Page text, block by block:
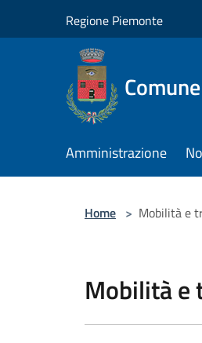
Regione Piemonte
Amministrazione
Home > Mobilità e
Mobilità e